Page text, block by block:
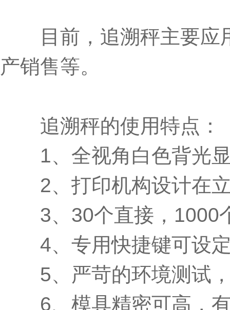
目前，追溯秤主要应
产销售等。
追溯秤的使用特点：
1、全视角白色背光显
2、打印机构设计在立
3、30个直接，1000
4、专用快捷键可设定
5、严苛的环境测试，
6、模具精密可高，有